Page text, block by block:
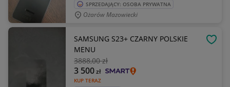
SPRZEDAJĄCY: OSOBA PRYWATNA
Ożarów Mazowiecki
SAMSUNG S23+ CZARNY POLSKIE
MENU
3888,00 zł
KUP TERAZ
3 500zł